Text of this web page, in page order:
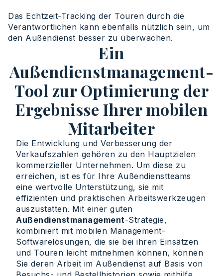
Das Echtzeit-Tracking der Touren durch die
Verantwortlichen kann ebenfalls nützlich sein, um
den Außendienst besser zu überwachen.
Ein
Außendienstmanagement-
Tool zur Optimierung der
Ergebnisse Ihrer mobilen
Mitarbeiter
Die Entwicklung und Verbesserung der
Verkaufszahlen gehören zu den Hauptzielen
kommerzieller Unternehmen. Um diese zu
erreichen, ist es für Ihre Außendienstteams
eine wertvolle Unterstützung, sie mit
effizienten und praktischen Arbeitswerkzeugen
auszustatten. Mit einer guten
Außendienstmanagement-Strategie,
kombiniert mit mobilen Management-
Softwarelösungen, die sie bei ihren Einsätzen
und Touren leicht mitnehmen können, können
Sie deren Arbeit im Außendienst auf Basis von